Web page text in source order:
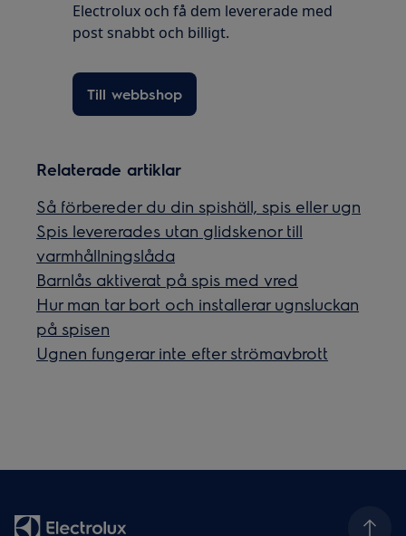
Electrolux och få dem levererade med
post snabbt och billigt.
Till webbshop
Relaterade artiklar
Så förbereder du din spishäll, spis eller ugn
Spis levererades utan glidskenor till
varmhållningslåda
Barnlås aktiverat på spis med vred
Hur man tar bort och installerar ugnsluckan
på spisen
Ugnen fungerar inte efter strömavbrott